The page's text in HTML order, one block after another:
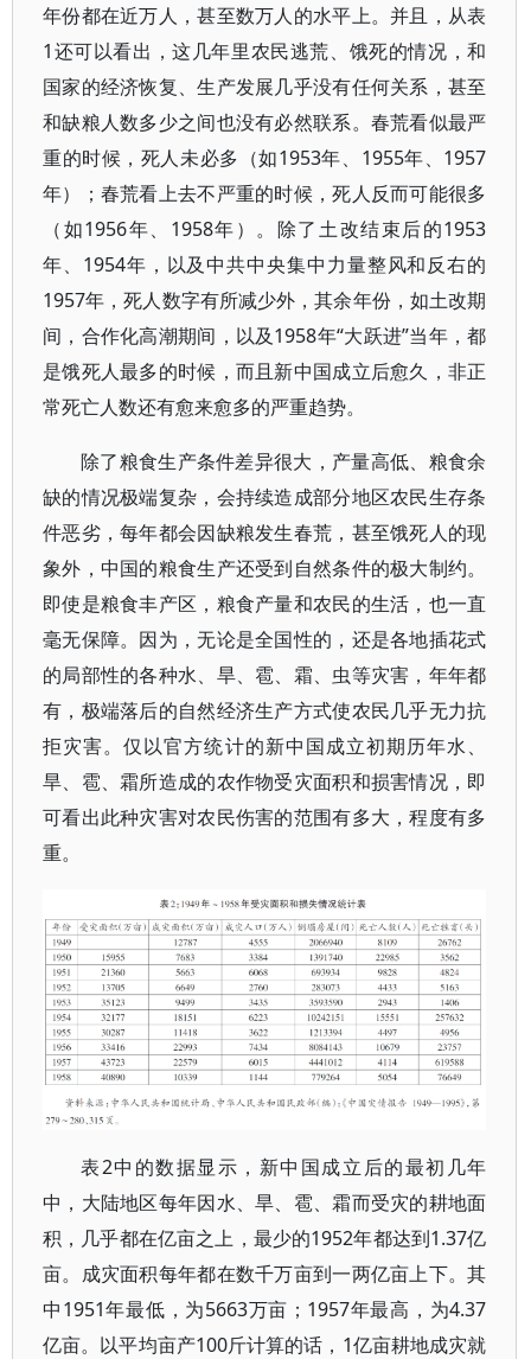
年份都在近万人，甚至数万人的水平上。并且，从表
1还可以看出，这几年里农民逃荒、饿死的情况，和
国家的经济恢复、生产发展几乎没有任何关系，甚至
和缺粮人数多少之间也没有必然联系。春荒看似最严
重的时候，死人未必多（如1953年、1955年、1957
年）；春荒看上去不严重的时候，死人反而可能很多
（如1956年、1958年）。除了土改结束后的1953
年、1954年，以及中共中央集中力量整风和反右的
1957年，死人数字有所减少外，其余年份，如土改期
间，合作化高潮期间，以及1958年“大跃进”当年，都
是饿死人最多的时候，而且新中国成立后愈久，非正
常死亡人数还有愈来愈多的严重趋势。
除了粮食生产条件差异很大，产量高低、粮食余
缺的情况极端复杂，会持续造成部分地区农民生存条
件恶劣，每年都会因缺粮发生春荒，甚至饿死人的现
象外，中国的粮食生产还受到自然条件的极大制约。
即使是粮食丰产区，粮食产量和农民的生活，也一直
毫无保障。因为，无论是全国性的，还是各地插花式
的局部性的各种水、旱、雹、霜、虫等灾害，年年都
有，极端落后的自然经济生产方式使农民几乎无力抗
拒灾害。仅以官方统计的新中国成立初期历年水、
旱、雹、霜所造成的农作物受灾面积和损害情况，即
可看出此种灾害对农民伤害的范围有多大，程度有多
重。
表2中的数据显示，新中国成立后的最初几年
中，大陆地区每年因水、旱、雹、霜而受灾的耕地面
积，几乎都在亿亩之上，最少的1952年都达到1.37亿
亩。成灾面积每年都在数千万亩到一两亿亩上下。其
中1951年最低，为5663万亩；1957年最高，为4.37
亿亩。以平均亩产100斤计算的话，1亿亩耕地成灾就